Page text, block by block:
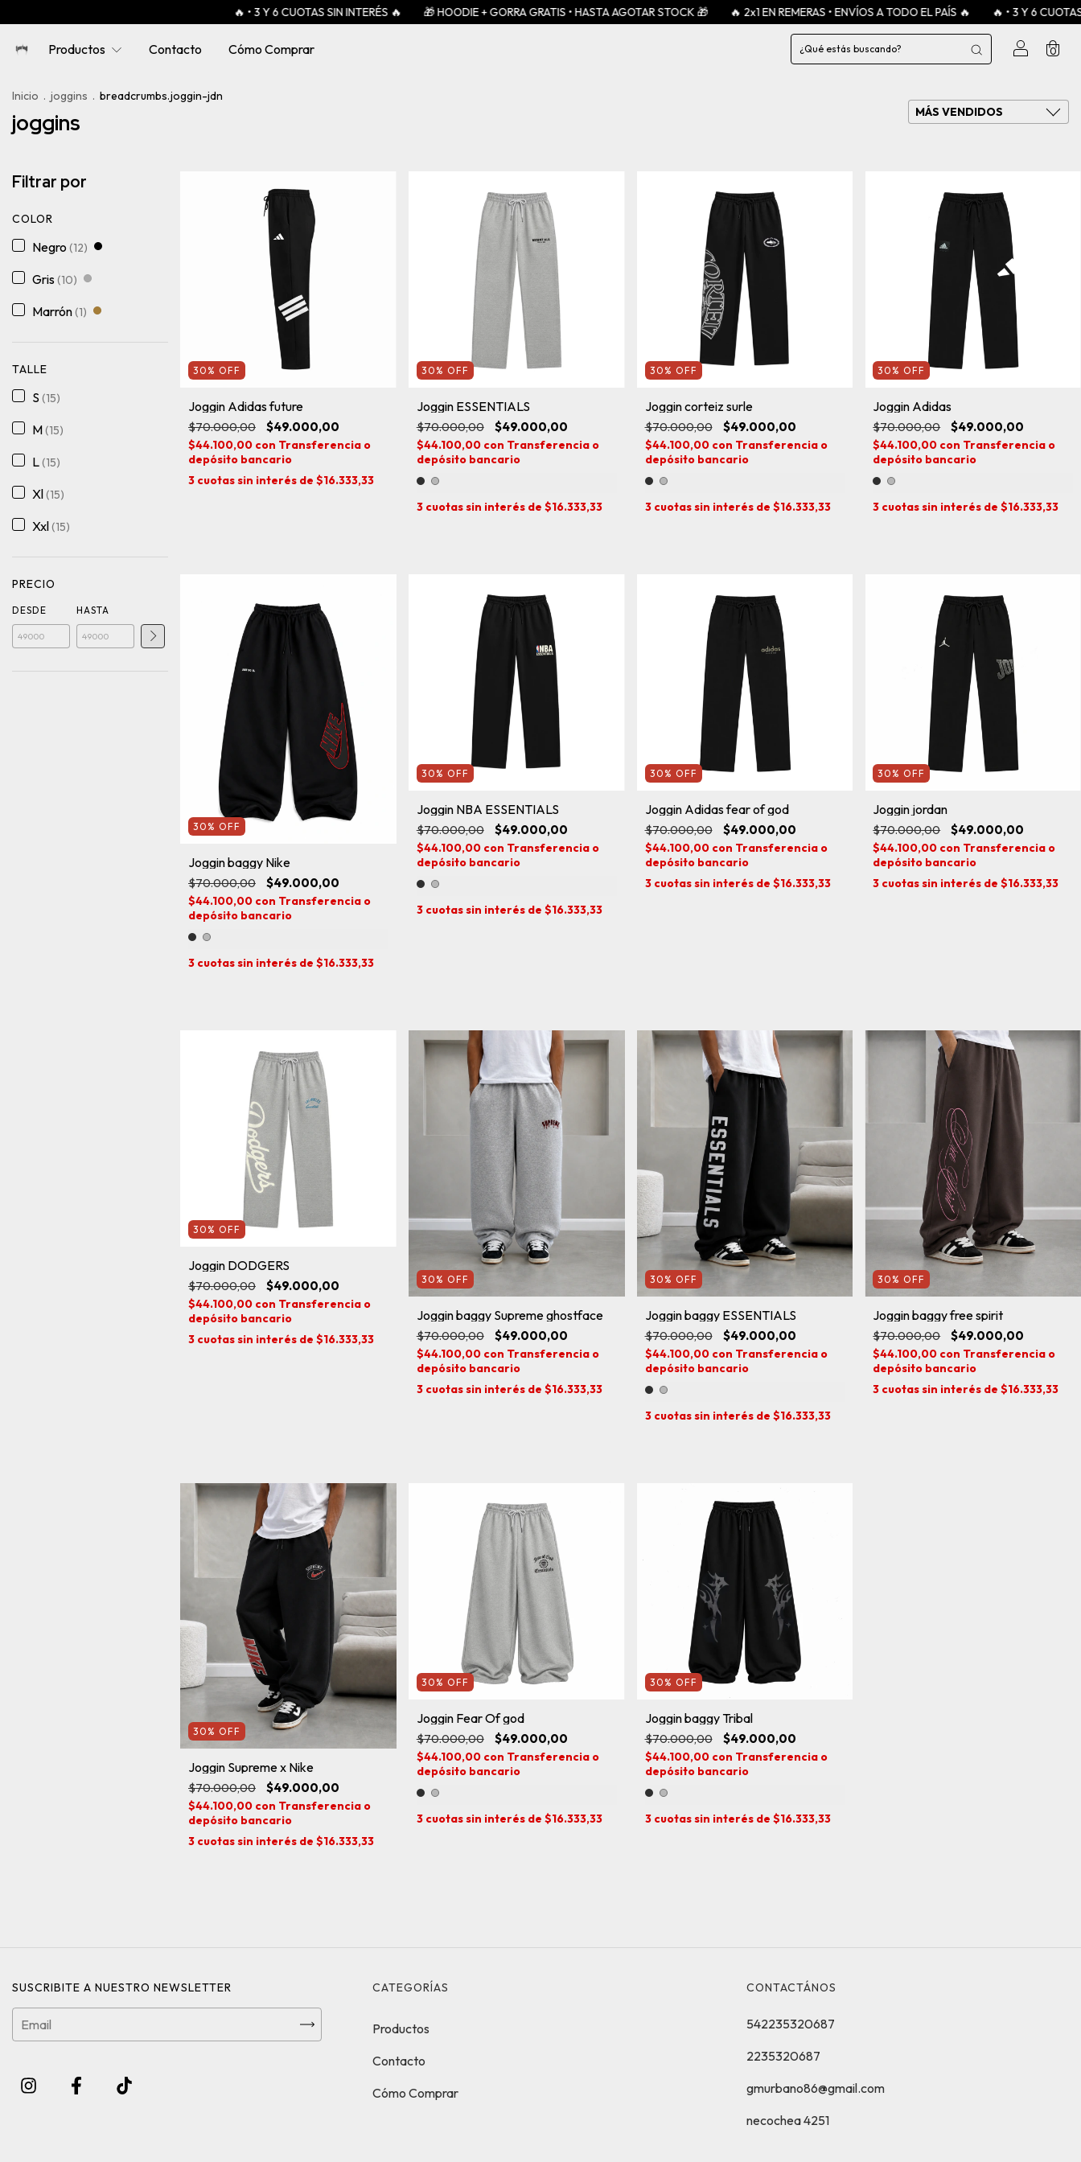
🔥 • 3 Y 6 CUOTAS SIN INTERÉS 🔥 🎁 HOODIE + GORRA GRATIS • HASTA AGOTAR STOCK 🎁 🔥 2x1 EN REMERAS • ENVÍOS A TODO EL PAÍS 🔥 🔥 • 3 Y 6 CUOTAS SIN INTERÉS
Productos Contacto Cómo Comprar 0
Inicio . joggins . breadcrumbs.joggin-jdn
joggins
Filtrar por
COLOR
Negro (12)
Gris(10)
Marrón(1)
TALLE
S (15)
M(15)
L(15)
Xl(15)
Xxl(15)
PRECIO
DESDE HASTA
30 % OFF
Joggin Adidas future
$70.000,00 $49.000,00
$44.100,00 con Transferencia o
depósito bancario
3 cuotas sin interés de $16.333,33
30 % OFF
Joggin ESSENTIALS
$70.000,00 $49.000,00
$44.100,00 con Transferencia o
depósito bancario
3 cuotas sin interés de $16.333,33
30 % OFF
Joggin corteiz surle
$70.000,00 $49.000,00
$44.100,00 con Transferencia o
depósito bancario
3 cuotas sin interés de $16.333,33
30 %OFF
Joggin Adidas
$70.000,00 $49.000,00
$44.100,00 con Transferencia o
depósito bancario
3 cuotas sin interés de$16.333,33
30 % OFF
Joggin baggy Nike
$70.000,00 $49.000,00
$44.100,00 con Transferencia o
depósito bancario
3 cuotas sin interés de $16.333,33
30 % OFF
Joggin NBA ESSENTIALS
$70.000,00 $49.000,00
$44.100,00 con Transferencia o
depósito bancario
3 cuotas sin interés de $16.333,33
30 % OFF
Joggin Adidas fear of god
$70.000,00 $49.000,00
$44.100,00 con Transferencia o
depósito bancario
3 cuotas sin interés de $16.333,33
30 %OFF
Joggin jordan
$70.000,00 $49.000,00
$44.100,00 con Transferencia o
depósito bancario
3 cuotas sin interés de$16.333,33
30 % OFF
Joggin DODGERS
$70.000,00 $49.000,00
$44.100,00 con Transferencia o
depósito bancario
3 cuotas sin interés de $16.333,33
30 % OFF
Joggin baggy Supreme ghostface
$70.000,00 $49.000,00
$44.100,00 con Transferencia o
depósito bancario
3 cuotas sin interés de $16.333,33
30 % OFF
Joggin baggy ESSENTIALS
$70.000,00 $49.000,00
$44.100,00 con Transferencia o
depósito bancario
3 cuotas sin interés de $16.333,33
30 %OFF
Joggin baggy free spirit
$70.000,00 $49.000,00
$44.100,00 con Transferencia o
depósito bancario
3 cuotas sin interés de$16.333,33
30 % OFF
Joggin Supreme x Nike
$70.000,00 $49.000,00
$44.100,00 con Transferencia o
depósito bancario
3 cuotas sin interés de $16.333,33
30 % OFF
Joggin Fear Of god
$70.000,00 $49.000,00
$44.100,00 con Transferencia o
depósito bancario
3 cuotas sin interés de $16.333,33
30 % OFF
Joggin baggy Tribal
$70.000,00 $49.000,00
$44.100,00 con Transferencia o
depósito bancario
3 cuotas sin interés de $16.333,33
SUSCRIBITE A NUESTRO NEWSLETTER CATEGORÍAS
Productos
Contacto
Cómo Comprar
CONTACTÁNOS
542235320687
2235320687
gmurbano86@gmail.com
necochea 4251